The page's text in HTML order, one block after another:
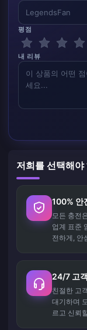
평점
내 리뷰
저희를 선택해야
100% 안
모든 충전
업계 표준
전하게, 안
24/7 고
친절한 고
대기하며
르고 신뢰